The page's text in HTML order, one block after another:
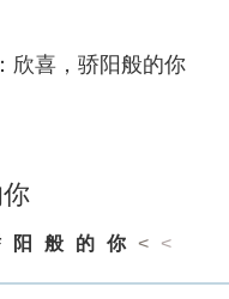
欣喜，骄阳般的你
阳般的你 < <